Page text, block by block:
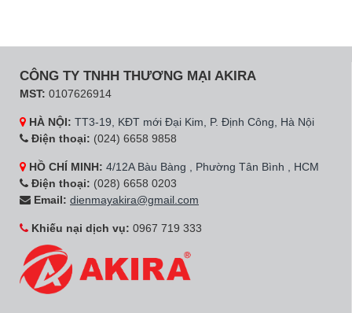
CÔNG TY TNHH THƯƠNG MẠI AKIRA
MST: 0107626914
HÀ NỘI: TT3-19, KĐT mới Đại Kim, P. Định Công, Hà Nội
Điện thoại: (024) 6658 9858
HỒ CHÍ MINH: 4/12A Bàu Bàng , Phường Tân Bình , HCM
Điện thoại: (028) 6658 0203
Email: dienmayakira@gmail.com
Khiếu nại dịch vụ: 0967 719 333